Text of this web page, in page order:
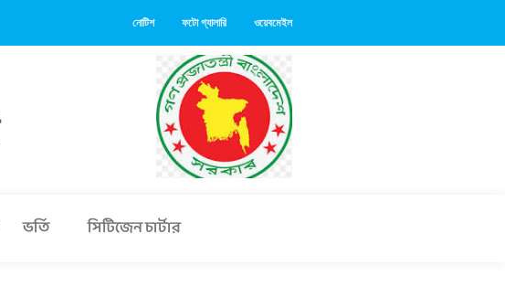
নোটিশ ফটো গ্যালারি ওয়েবমেইল
ভর্তি সিটিজেন চার্টার